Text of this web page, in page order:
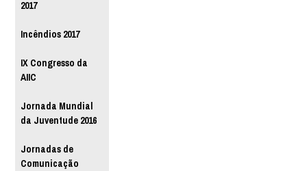
2017
Incêndios 2017
IX Congresso da
AIIC
Jornada Mundial
da Juventude 2016
Jornadas de
Comunicação